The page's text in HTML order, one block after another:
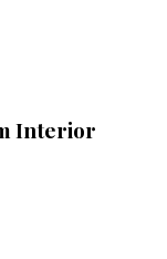
Interior